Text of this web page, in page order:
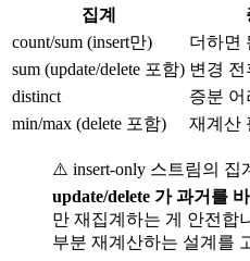
집계
count/sum (insert만)
더하면
sum (update/delete 포함) 변경
distinct
증분
min/max (delete 포함)
재계산
⚠️ insert-only 스트림의 집
update/delete 가 과거를
만 재집계하는 게 안전합
부분 재계산하는 설계를